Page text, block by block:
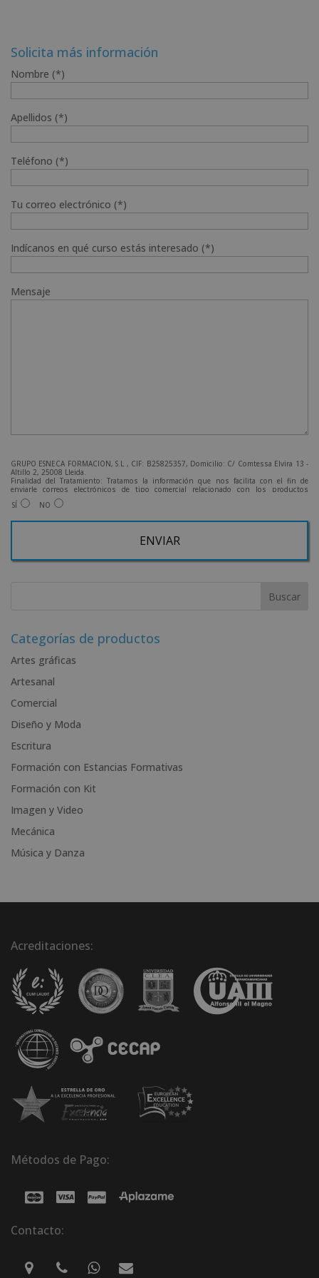
Solicita más información
Nombre (*)
Apellidos (*)
Teléfono (*)
Tu correo electrónico (*)
Indícanos en qué curso estás interesado (*)
Mensaje
GRUPO ESNECA FORMACIÓN, S.L , CIF: B25825357, Domicilio: C/ Comtessa Elvira 13 -
Altillo 2, 25008 Lleida.
Finalidad del Tratamiento: Tratamos la información que nos facilita con el fin de
enviarle correos electrónicos de tipo comercial relacionado con los productos
ofrecidos y otros tipo de productos que fueran de su interés.
Legitimación del tratamiento: Consentimiento del interesado.
a la dirección admin@grupoesneca.com.
Desea recibir información comercial (vía telefónica y/o email):
SÍ NO
r
a
t
i
e
:
Categorías de productos
Artes gráficas
Artesanal
Comercial
Diseño y Moda
Escritura
Formación con Estancias Formativas
Formación con Kit
Imagen y Video
Mecánica
Música y Danza
Acreditaciones:
Métodos de Pago:
Contacto: